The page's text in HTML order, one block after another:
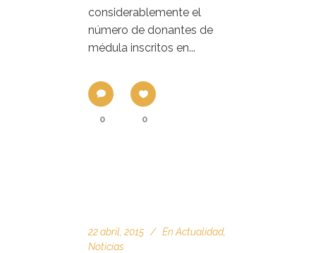
considerablemente el
número de donantes de
médula inscritos en...
0 0
22 abril, 2015 En Actualidad,
Noticias